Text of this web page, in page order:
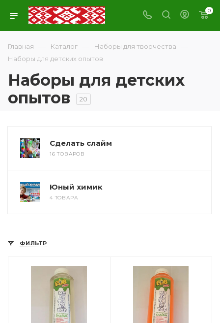
0
Главная — Каталог — Наборы для творчества —
Наборы для детских опытов
Наборы для детских
опытов
20
Сделать слайм
16 ТОВАРОВ
Юный химик
4 ТОВАРА
ФИЛЬТР